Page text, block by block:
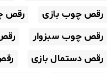
رقص چوب بازی
رقص
رقص چوب سبزوار
رقص دستمال بازی